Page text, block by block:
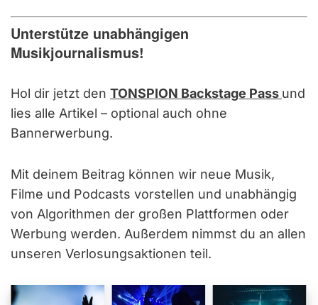
Unterstütze unabhängigen
Musikjournalismus!
Hol dir jetzt den TONSPION Backstage Pass und
lies alle Artikel – optional auch ohne
Bannerwerbung.
Mit deinem Beitrag können wir neue Musik,
Filme und Podcasts vorstellen und unabhängig
von Algorithmen der großen Plattformen oder
Werbung werden. Außerdem nimmst du an allen
unseren Verlosungsaktionen teil.